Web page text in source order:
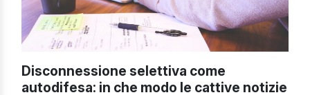
Disconnessione selettiva come
autodifesa: in che modo le cattive notizie